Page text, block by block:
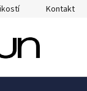
Kontakt